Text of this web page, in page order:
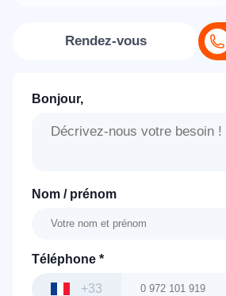
Rendez-vous
Bonjour,
Nom / prénom
Téléphone *
+33